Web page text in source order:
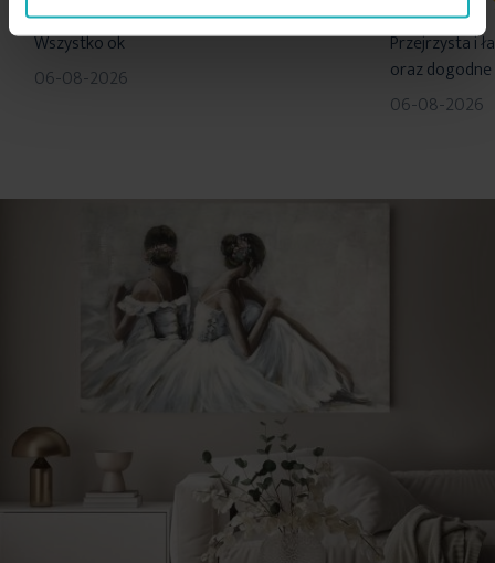
100%
Wszystko ok
06-08-2026
100%
Przejrzysta i
oraz
06-08-2026